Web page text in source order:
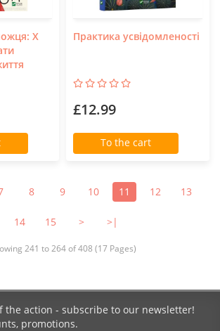
Х
Практика усвідомленості
£12.99
To the cart
8 9 10 11 12 13
14 15 > >|
241 to 264 of 408 (17 Pages)
the action - subscribe to our newsletter!
promotions.